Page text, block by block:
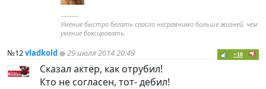
----------
Умение быстро бегать спасло несравнимо больше жизней, чем
умение боксировать.
№12vladkold 29 июля 2014 20:49 +18
Сказал актёр, как отрубил!
Кто не согласен, тот- дебил!